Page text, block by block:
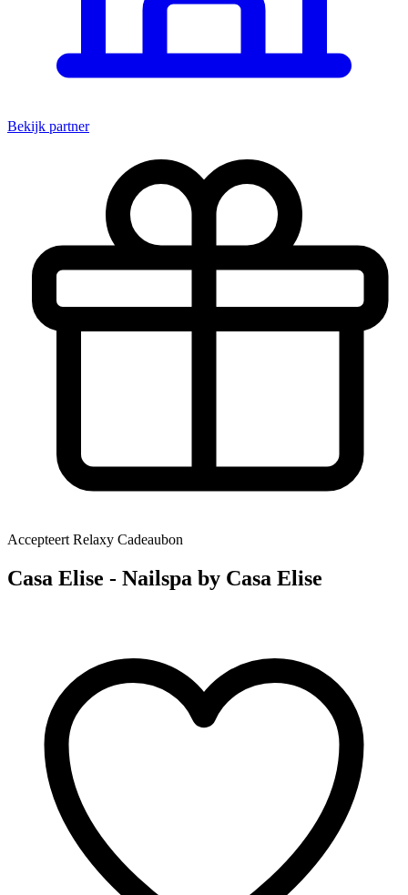
Bekijk partner
Accepteert Relaxy Cadeaubon
Casa Elise - Nailspa by Casa Elise